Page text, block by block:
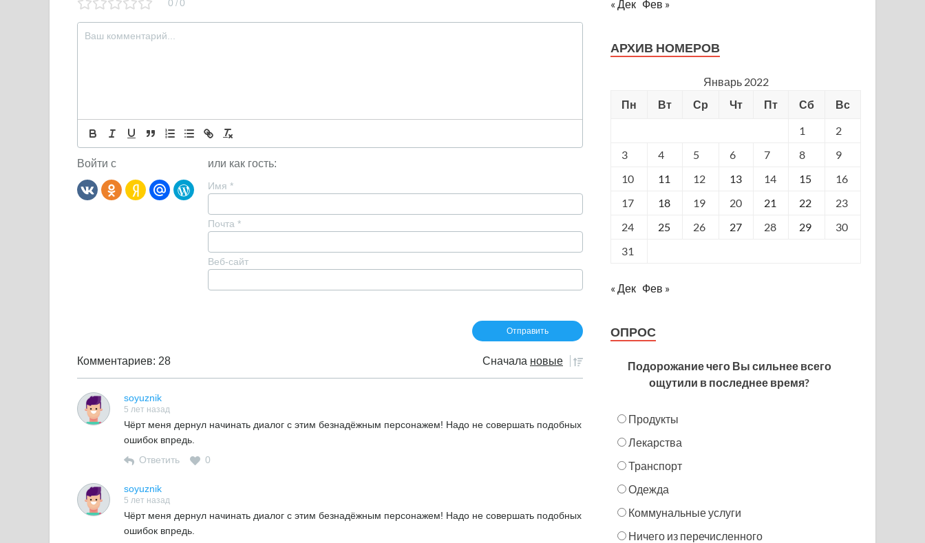
0 / 0
Войти с или как гость:
Имя *
Почта *
Веб-сайт
Комментариев: 28 Сначала новые
soyuznik
5 лет назад
Чёрт меня дернул начинать диалог с этим безнадёжным персонажем! Надо не совершать подобных
ошибок впредь.
Ответить
0
soyuznik
5 лет назад
Чёрт меня дернул начинать диалог с этим безнадёжным персонажем! Надо не совершать подобных
ошибок впредь.
« Дек Фев »
АРХИВ НОМЕРОВ
Январь 2022
Пн
Вт Ср Чт Пт Сб
Вс
1
2
3
4 5 6 7 8
9
10
11 12 13 14 15
16
17
18 19 20 21 22
23
24
25 26 27 28 29
30
31
« Дек Фев »
ОПРОС
Подорожание чего Вы сильнее всего
ощутили в последнее время?
Продукты
Лекарства
Транспорт
Одежда
Коммунальные услуги
Ничего из перечисленного